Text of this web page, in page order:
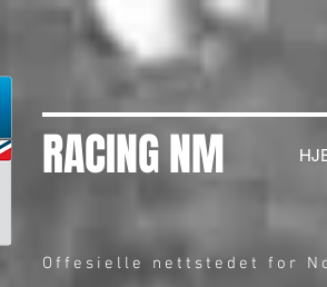
RACING NM
Offesielle nettstedet for